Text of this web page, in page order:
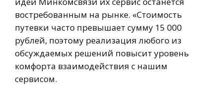
востребованным на рынке. «Стоимость
путевки часто превышает сумму 15 000
рублей, поэтому реализация любого из
обсуждаемых решений повысит уровень
комфорта взаимодействия с нашим
сервисом.